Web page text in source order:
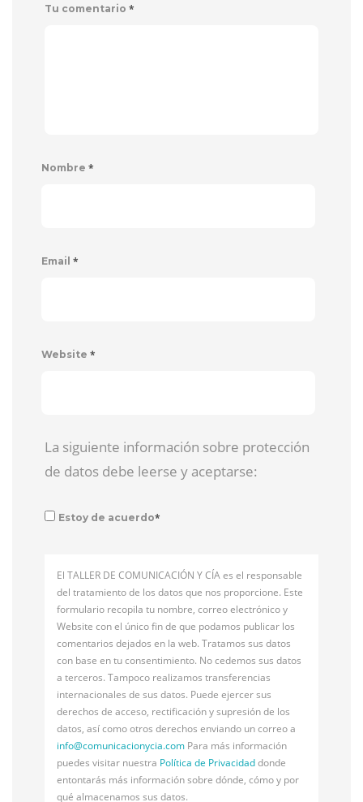
Tu comentario *
Nombre *
Email *
Website *
La siguiente información sobre protección
de datos debe leerse y aceptarse:
Estoy de acuerdo*
El TALLER DE COMUNICACIÓN Y CÍA es el responsable
del tratamiento de los datos que nos proporcione. Este
formulario recopila tu nombre, correo electrónico y
Website con el único fin de que podamos publicar los
comentarios dejados en la web. Tratamos sus datos
con base en tu consentimiento. No cedemos sus datos
a terceros. Tampoco realizamos transferencias
internacionales de sus datos. Puede ejercer sus
derechos de acceso, rectificación y supresión de los
datos, así como otros derechos enviando un correo a
info@comunicacionycia.com Para más información
puedes visitar nuestra Política de Privacidaddonde
entontarás más información sobre dónde, cómo y por
qué almacenamos sus datos.